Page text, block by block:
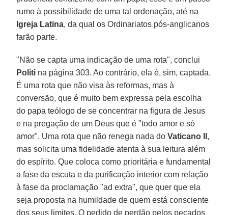
rumo à possibilidade de uma tal ordenação, até na
Igreja Latina, da qual os Ordinariatos pós-anglicanos
farão parte.
"Não se capta uma indicação de uma rota", conclui
Politi na página 303. Ao contrário, ela é, sim, captada.
É uma rota que não visa às reformas, mas à
conversão, que é muito bem expressa pela escolha
do papa teólogo de se concentrar na figura de Jesus
e na pregação de um Deus que é "todo amor e só
amor". Uma rota que não renega nada doVaticano II ,
mas solicita uma fidelidade atenta à sua leitura além
do espírito. Que coloca como prioritária e fundamental
a fase da escuta e da purificação interior com relação
à fase da proclamação "ad extra", que quer que ela
seja proposta na humildade de quem está consciente
dos seus limites. O pedido de perdão pelos pecados